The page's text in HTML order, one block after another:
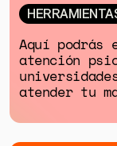
Aquí podrás
atención
atender tu